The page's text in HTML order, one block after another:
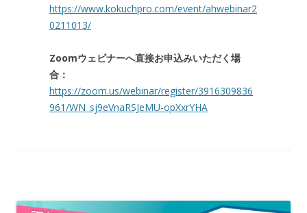
https://www.kokuchpro.com/event/ahwebinar2
0211013/
Zoomウェビナーへ直接お申込みいただく場
合：
https://zoom.us/webinar/register/3916309836
961/WN_sj9eVnaRSJeMU-opXxrYHA